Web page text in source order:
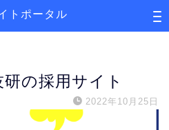
トポータル
の採用サイト
2022年10月25日